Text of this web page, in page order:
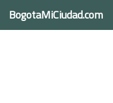
BogotaMiCiudad.com